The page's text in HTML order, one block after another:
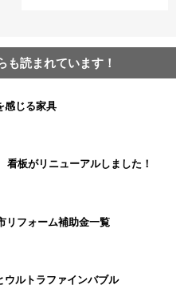
も読まれています！
感じる家具
板がリニューアルしました！
リフォーム補助金一覧
ウルトラファインバブル